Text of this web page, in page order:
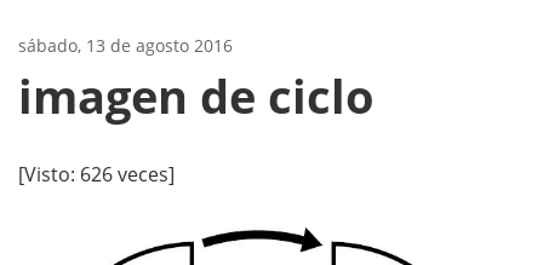
sábado, 13 de agosto 2016
imagen de ciclo
[Visto: 626 veces]